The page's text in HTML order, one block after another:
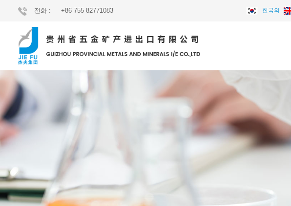
전화 : +86 755 82771083 한국의